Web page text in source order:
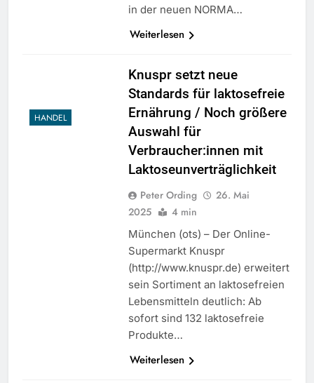
in der neuen NORMA…
Weiterlesen
HANDEL
Knuspr setzt neue
Standards für laktosefreie
Ernährung / Noch größere
Auswahl für
Verbraucher:innen mit
Laktoseunverträglichkeit
Peter Ording
26. Mai
2025
4 min
München (ots) – Der Online-
Supermarkt Knuspr
(http://www.knuspr.de) erweitert
sein Sortiment an laktosefreien
Lebensmitteln deutlich: Ab
sofort sind 132 laktosefreie
Produkte…
Weiterlesen